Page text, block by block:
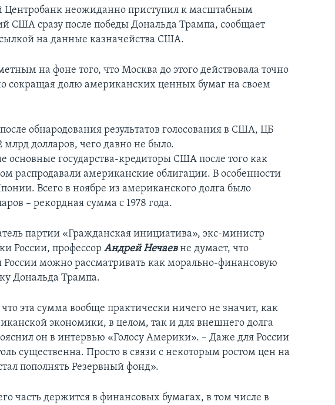
Центробанк неожиданно приступил к масштабным
США сразу после победы Дональда Трампа, сообщает
на данные казначейства США.
на фоне того, что Москва до этого действовала точно
сокращая долю американских ценных бумаг на своем
обнародования результатов голосования в США, ЦБ
млрд долларов, чего давно не было.
основные государства-кредиторы США после того как
распродавали американские облигации. В особенности
Всего в ноябре из американского долга было
– рекордная сумма с 1978 года.
партии «Гражданская инициатива», экс-министр
России, профессор Андрей Нечаевне думает, что
России можно рассматривать как морально-финансовую
Дональда Трампа.
эта сумма вообще практически ничего не значит, как
экономики, в целом, так и для внешнего долга
он в интервью «Голосу Америки». – Даже для России
существенна. Просто в связи с некоторым ростом цен на
пополнять Резервный фонд».
часть держится в финансовых бумагах, в том числе в